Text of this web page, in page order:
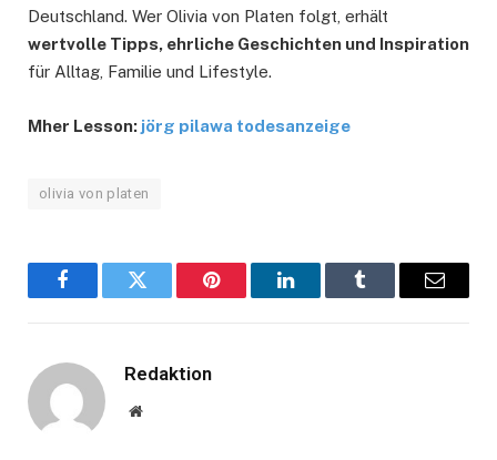
Deutschland. Wer Olivia von Platen folgt, erhält
wertvolle Tipps, ehrliche Geschichten und Inspiration
für Alltag, Familie und Lifestyle.
Mher Lesson: jörg pilawa todesanzeige
olivia von platen
FacebookTwitter Pinterest LinkedInTumblr Email
Redaktion
Website